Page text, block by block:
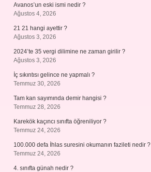
Avanos’un eski ismi nedir ?
Ağustos 4, 2026
21 21 hangi ayettir ?
Ağustos 3, 2026
2024’te 35 vergi dilimine ne zaman girilir ?
Ağustos 3, 2026
İç sıkıntısı gelince ne yapmalı ?
Temmuz 30, 2026
Tam kan sayımında demir hangisi ?
Temmuz 28, 2026
Karekök kaçıncı sınıfta öğreniliyor ?
Temmuz 24, 2026
100.000 defa İhlas suresini okumanın fazileti nedir ?
Temmuz 24, 2026
4. sınıfta günah nedir ?